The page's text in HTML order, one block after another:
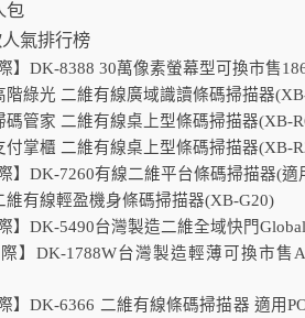
包
氣排行榜
】DK-8388 30萬像素螢幕型可換市售
階綠光 二維有線廣域識讀條碼掃描器
碼管家 二維有線桌上型條碼掃描器(XB-
付掌櫃 二維有線桌上型條碼掃描器(XB-
際】DK-7260有線二維平台條碼掃描器(
維有線輕盈機身條碼掃描器(XB-G20)
】DK-5490台灣製造二維全域快門
際】DK-1788W台灣製造輕薄可換市
際】DK-6366 二維有線條碼掃描器 適用